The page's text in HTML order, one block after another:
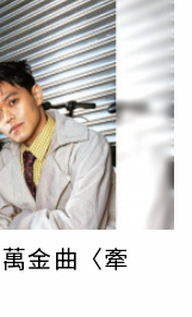
振的情緒張力將演
說》巡迴演唱會
供）面對久違的大
，但其標誌性的
演出結束後，社群
等到曹格」。上海
港澳等城市。
金曲〈牽